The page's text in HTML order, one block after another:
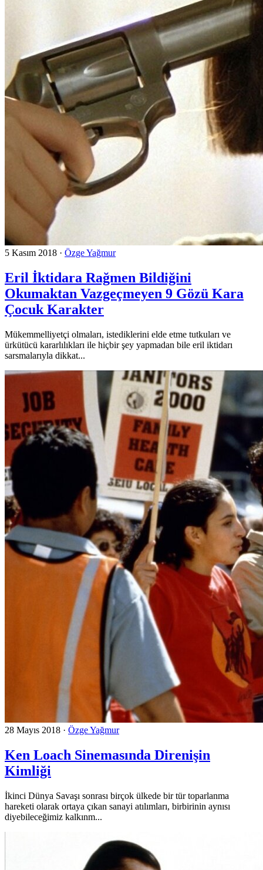
5 Kasım 2018 · Özge Yağmur
Eril İktidara Rağmen Bildiğini
Okumaktan Vazgeçmeyen 9 Gözü Kara
Çocuk Karakter
Mükemmelliyetçi olmaları, istediklerini elde etme tutkuları ve
ürkütücü kararlılıkları ile hiçbir şey yapmadan bile eril iktidarı
sarsmalarıyla dikkat...
28 Mayıs 2018 · Özge Yağmur
Ken Loach Sinemasında Direnişin
Kimliği
İkinci Dünya Savaşı sonrası birçok ülkede bir tür toparlanma
hareketi olarak ortaya çıkan sanayi atılımları, birbirinin aynısı
diyebileceğimiz kalkınm...